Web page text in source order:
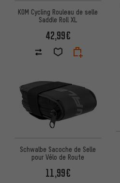
KOM Cycling Rouleau de selle
Saddle Roll XL
42,99€
Schwalbe Sacoche de Selle
pour Vélo de Route
11,99€